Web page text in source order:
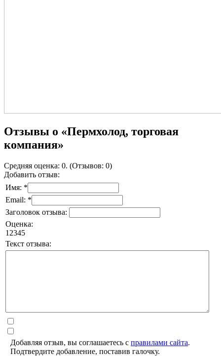
Отзывы о «Пермхолод, торговая
компания»
Средняя оценка: 0. (Отзывов: 0)
Добавить отзыв:
Имя: *
Email: *
Заголовок отзыва:
Оценка:
1 2345
Текст отзыва:
Добавляя отзыв, вы соглашаетесь с правилами сайта.
Подтвердите добавление, поставив галочку.